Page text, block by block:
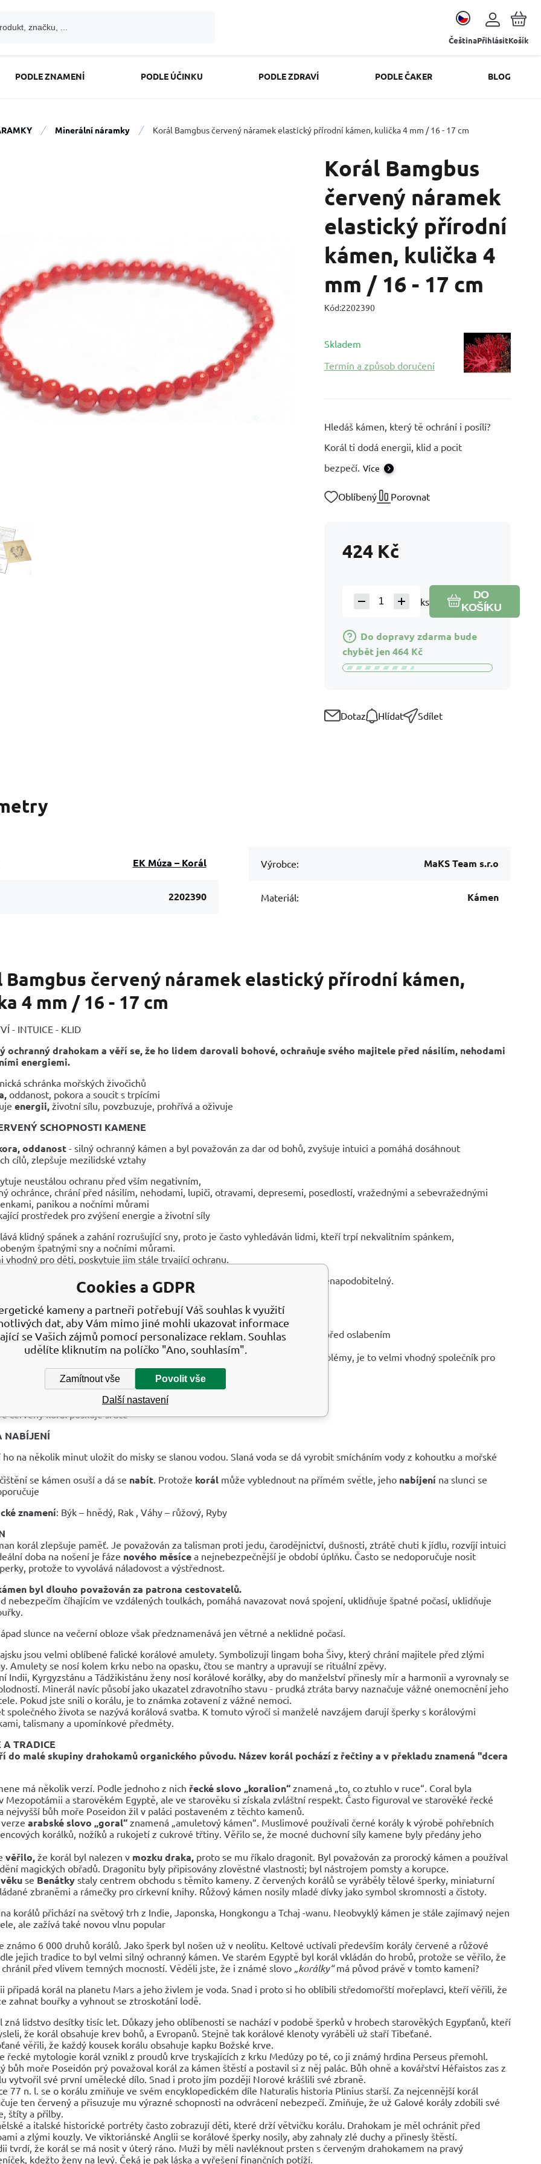
ČeštinaPřihlásitKošík
PODLE ZNAMENÍ PODLE ÚČINKU PODLE ZDRAVÍ PODLE ČAKER BLOG
Minerální náramky Korál Bamgbus červený náramek elastický přírodní kámen, kulička 4 mm / 16 - 17 cm
Korál Bamgbus
červený náramek
elastický přírodní
kámen, kulička 4
mm / 16 - 17 cm
Kód:2202390
Skladem
Termín a způsob doručení
Hledáš kámen, který tě ochrání i posílí?
Korál ti dodá energii, klid a pocit
bezpečí. Více
Oblíbený Porovnat
424 Kč
ks
DO
KOŠÍKU
Do dopravy zdarma bude
chybět jen464 Kč
Dotaz Hlídat Sdílet
EK Múza – Korál
2202390
Výrobce: MaKS Team s.r.o
Materiál: Kámen
Bamgbus červený náramek elastický přírodní kámen,
4 mm / 16 - 17 cm
- INTUICE - KLID
ochranný drahokam a věří se, že ho lidem darovali bohové, ochraňuje svého majitele před násilím, nehodami
energiemi.
schránka mořských živočichů
oddanost, pokora a soucit s trpícími
energii, životní sílu, povzbuzuje, prohřívá a oživuje
SCHOPNOSTI KAMENE
oddanost - silný ochranný kámen a byl považován za dar od bohů, zvyšuje intuici a pomáhá dosáhnout
cílů, zlepšuje mezilidské vztahy
neustálou ochranu před vším negativním,
ochránce, chrání před násilím, nehodami, lupiči, otravami, depresemi, posedlostí, vražednými a sebevražednými
panikou a nočními můrami
prostředek pro zvýšení energie a životní síly
klidný spánek a zahání rozrušující sny, proto je často vyhledáván lidmi, kteří trpí nekvalitním spánkem,
špatnými sny a nočními můrami.
vhodný pro děti, poskytuje jim stále trvající ochranu.
nejoblíbenější barvou korálů je červená. Výrazný a sytý odstín je unikátní a nenapodobitelný.
při chudokrevnosti či podvýživě (u takového nositele může vyblednout)
národů je zvykem dávat korál dětem pro posílení růstu a jako ochranu před oslabením
poruchy krevního oběhu – nedostatečné prokrvení, podvýživa
vliv na ženskou neplodnost, pozitivně působí na všechny ženské problémy, je to velmi vhodný společník pro
dívky i ženy.
se, že korál zastavuje krvácení
a osvěžuje tělo, podporuje krvetvorbu
vylučování, činnost ledvin a močového měchýře
červený korál posiluje srdce
NABÍJENÍ
ho na několik minut uložit do misky se slanou vodou. Slaná voda se dá vyrobit smícháním vody z kohoutku a mořské
se kámen osuší a dá se nabít . Protože korál může vyblednout na přímém světle, jeho nabíjení na slunci se
znamení: Býk – hnědý, Rak , Váhy – růžový, Ryby
korál zlepšuje paměť. Je považován za talisman proti jedu, čarodějnictví, dušnosti, ztrátě chuti k jídlu, rozvíjí intuici
doba na nošení je fáze nového měsíce a nejnebezpečnější je období úplňku. Často se nedoporučuje nosit
protože to vyvolává náladovost a výstřednost.
byl dlouho považován za patrona cestovatelů.
nebezpečím číhajícím ve vzdálených toulkách, pomáhá navazovat nová spojení, uklidňuje špatné počasí, uklidňuje
slunce na večerní obloze však předznamenává jen větrné a neklidné počasí.
jsou velmi oblíbené falické korálové amulety. Symbolizují lingam boha Šivy, který chrání majitele před zlými
Amulety se nosí kolem krku nebo na opasku, čtou se mantry a upravují se rituální zpěvy.
Indii, Kyrgyzstánu a Tádžikistánu ženy nosí korálové korálky, aby do manželství přinesly mír a harmonii a vyrovnaly se
Minerál navíc působí jako ukazatel zdravotního stavu - prudká ztráta barvy naznačuje vážné onemocnění jeho
Pokud jste snili o korálu, je to známka zotavení z vážné nemoci.
společného života se nazývá korálová svatba. K tomuto výročí si manželé navzájem darují šperky s korálovými
talismany a upomínkové předměty.
A TRADICE
do malé skupiny drahokamů organického původu. Název korál pochází z řečtiny a v překladu znamená "dcera
má několik verzí. Podle jednoho z nich řecké slovo „koralion“ znamená „to, co ztuhlo v ruce“. Coral byla
Mezopotámii a starověkém Egyptě, ale ve starověku si získala zvláštní respekt. Často figuroval ve starověké řecké
nejvyšší bůh moře Poseidon žil v paláci postaveném z těchto kamenů.
arabské slovo „goral“ znamená „amuletový kámen“. Muslimové používali černé korály k výrobě pohřebních
korálků, nožíků a rukojetí z cukrové třtiny. Věřilo se, že mocné duchovní síly kamene byly předány jeho
věřilo, že korál byl nalezen v mozku draka, proto se mu říkalo dragonit. Byl považován za prorocký kámen a používal
magických obřadů. Dragonitu byly připisovány zlověstné vlastnosti; byl nástrojem pomsty a korupce.
se Benátky staly centrem obchodu s těmito kameny. Z červených korálů se vyráběly tělové šperky, miniaturní
zbraněmi a rámečky pro církevní knihy. Růžový kámen nosily mladé dívky jako symbol skromnosti a čistoty.
korálů přichází na světový trh z Indie, Japonska, Hongkongu a Tchaj -wanu. Neobvyklý kámen je stále zajímavý nejen
ale zažívá také novou vlnu popular
známo 6 000 druhů korálů. Jako šperk byl nošen už v neolitu. Keltové uctívali především korály červené a růžové
jejich tradice to byl velmi silný ochranný kámen. Ve starém Egyptě byl korál vkládán do hrobů, protože se věřilo, že
před vlivem temných mocností. Věděli jste, že i známé slovo „korálky“má původ právě v tomto kameni?
připadá korál na planetu Mars a jeho živlem je voda. Snad i proto si ho oblíbili středomořští mořeplavci, kteří věřili, že
zahnat bouřky a vyhnout se ztroskotání lodě.
zná lidstvo desítky tisíc let. Důkazy jeho oblíbenosti se nachází v podobě šperků v hrobech starověkých Egypťanů, kteří
že korál obsahuje krev bohů, a Evropanů. Stejně tak korálové klenoty vyráběli už staří Tibeťané.
věřili, že každý kousek korálu obsahuje kapku Božské krve.
řecké mytologie korál vznikl z proudů krve tryskajících z krku Medúzy po té, co ji známý hrdina Perseus přemohl.
bůh moře Poseidón prý považoval korál za kámen štěstí a postavil si z něj palác. Bůh ohně a kovářství Héfaistos zas z
vytvořil své první umělecké dílo. Snad i proto jím později Norové krášlili své zbraně.
77 n. l. se o korálu zmiňuje ve svém encyklopedickém díle Naturalis historia Plinius starší. Za nejcennější korál
ten červený a přisuzuje mu výrazné schopnosti na odvrácení nebezpečí. Zmiňuje, že už Galové korály zdobili své
štíty a přilby.
a italské historické portréty často zobrazují děti, které drží větvičku korálu. Drahokam je měl ochránit před
a zlými kouzly. Ve viktoriánské Anglii se korálové šperky nosily, aby zahnaly zlé duchy a přinesly štěstí.
tvrdí, že korál se má nosit v úterý ráno. Muži by měli navléknout prsten s červeným drahokamem na pravý
kdežto ženy na levý. Čeká je pak láska a vyřešení finančních potíží.
Cookies a GDPR
kameny a partneři potřebují Váš souhlas k využití
dat, aby Vám mimo jiné mohli ukazovat informace
se Vašich zájmů pomocí personalizace reklam. Souhlas
udělíte kliknutím na políčko "Ano, souhlasím".
Zamítnout vše Povolit vše
Další nastavení